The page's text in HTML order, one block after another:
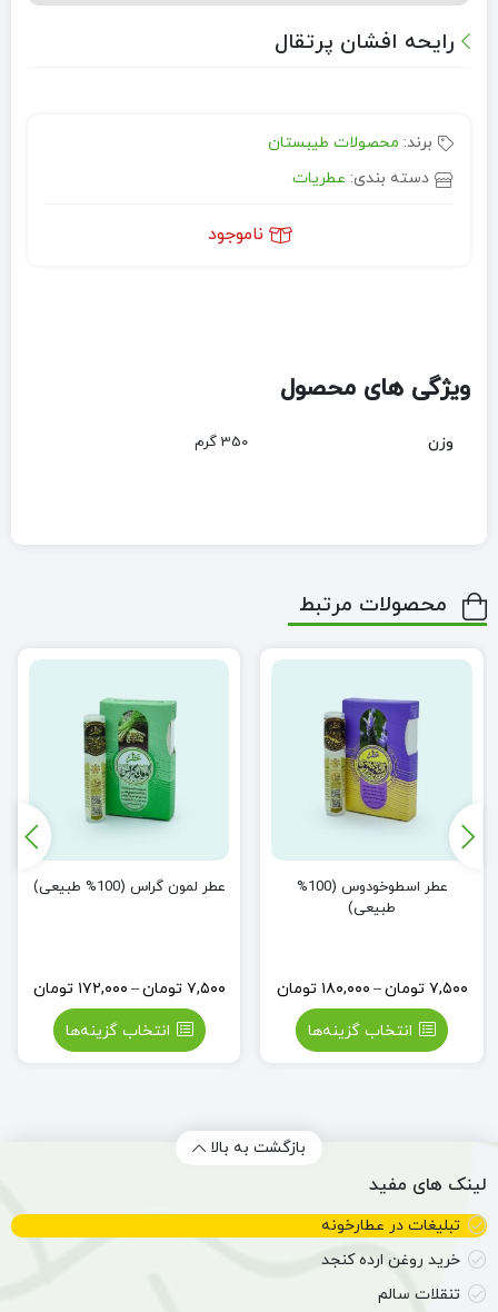
رایحه افشان پرتقال
برند: محصولات طیبستان
دسته بندی: عطریات
ناموجود
ویژگی های محصول
وزن 350 گرم
محصولات مرتبط
عطر اسطوخودوس (100%
طبیعی)
۷,۵۰۰ تومان– ۱۸۰,۰۰۰ تومان
انتخاب گزینه‌ها
عطر لمون گراس (100% طبیعی)
۷,۵۰۰ تومان– ۱۷۲,۰۰۰ تومان
انتخاب گزینه‌ها
بازگشت به بالا
لینک های مفید
تبلیغات در عطارخونه
خرید روغن ارده کنجد
تنقلات سالم